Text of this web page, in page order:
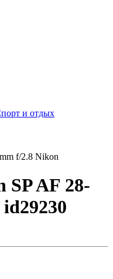
и отдых
f/2.8 Nikon
SP AF 28-